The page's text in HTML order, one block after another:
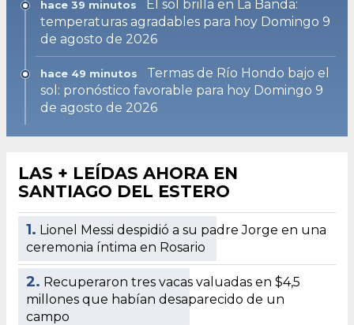
hace 39 minutos
El sol brilla en La Banda:
temperaturas agradables para hoy Domingo 9
de agosto de 2026
hace 49 minutos
Termas de Río Hondo bajo el
sol: pronóstico favorable para hoy Domingo 9
de agosto de 2026
LAS + LEÍDAS AHORA EN
SANTIAGO DEL ESTERO
1. Lionel Messi despidió a su padre Jorge en una
ceremonia íntima en Rosario
2. Recuperaron tres vacas valuadas en $4,5
millones que habían desaparecido de un
campo